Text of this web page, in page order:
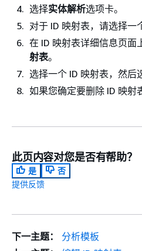
选择实体解析选项卡。
对于 ID 映射表，请选择一
在 ID 映射表详细信息页面
射表。
选择一个 ID 映射表，然后
如果您确定要删除 ID 映射
此页内容对您是否有帮助？
是
否
提供反馈
下一主题：
分析模板